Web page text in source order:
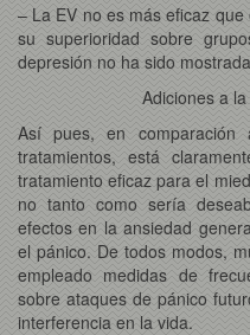
– La EV no es más eficaz
su superioridad sobre
depresión no ha sido
Adiciones a
Así pues, en
tratamientos, está
tratamiento eficaz para el
no tanto como sería
efectos en la ansiedad
el pánico. De todos modos,
empleado medidas de
sobre ataques de pánico
interferencia en la vida.